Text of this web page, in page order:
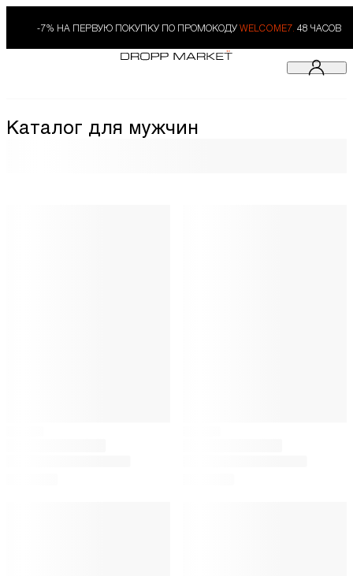
-7% НА ПЕРВУЮ ПОКУПКУ ПО ПРОМОКОДУ WELCOME7. 48 ЧАСОВ
Каталог для мужчин